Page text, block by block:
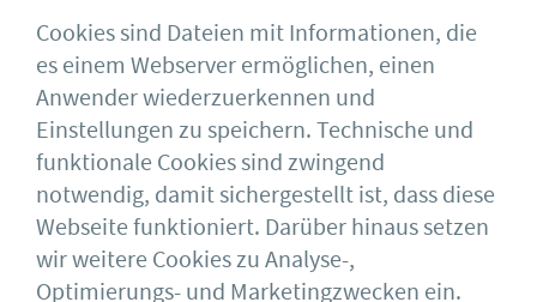
Verordnungsgeber gewährte Recht, von dem
Verantwortlichen die Einschränkung der
Verarbeitung zu verlangen, wenn eine der
folgenden Voraussetzungen gegeben ist:
Sofern eine der oben genannten
Voraussetzungen gegeben ist und eine
betroffene Person die Einschränkung von
personenbezogenen Daten, die bei dem
Deutschen Stahlbau-Verband DSTV
Cookies sind Dateien mit Informationen, die
es einem Webserver ermöglichen, einen
Anwender wiederzuerkennen und
Einstellungen zu speichern. Technische und
funktionale Cookies sind zwingend
notwendig, damit sichergestellt ist, dass diese
Webseite funktioniert. Darüber hinaus setzen
wir weitere Cookies zu Analyse-,
Optimierungs- und Marketingzwecken ein.